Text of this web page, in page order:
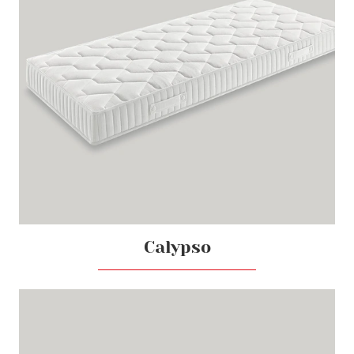
Calypso